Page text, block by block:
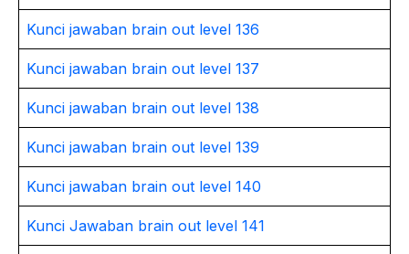
Kunci jawaban brain out level 136
Kunci jawaban brain out level 137
Kunci jawaban brain out level 138
Kunci jawaban brain out level 139
Kunci jawaban brain out level 140
Kunci Jawaban brain out level 141